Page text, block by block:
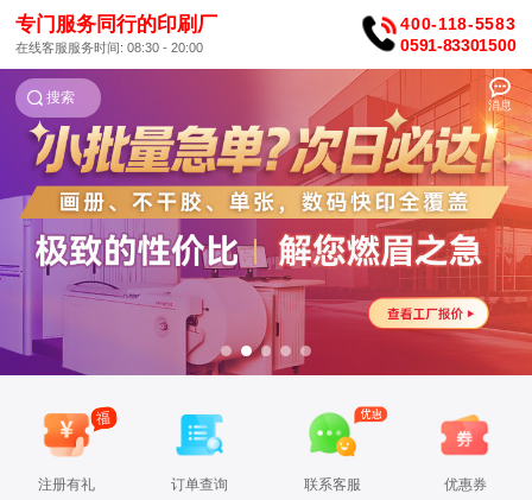
专门服务同行的印刷厂
在线客服服务时间: 08:30 - 20:00
400-118-5583
0591-83301500
搜索 消息
注册有礼 订单查询 联系客服 优惠券